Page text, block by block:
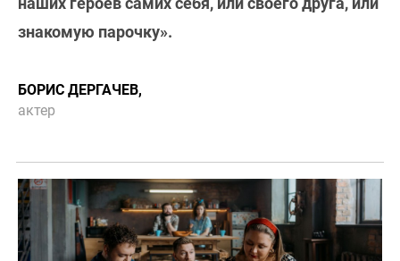
знакомую парочку».
БОРИС ДЕРГАЧЕВ,
актер